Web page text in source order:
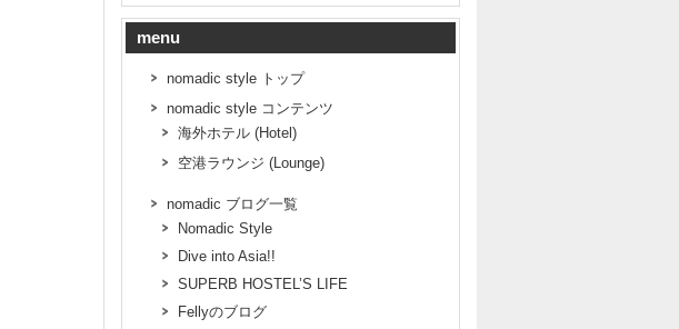
menu
nomadic style トップ
nomadic style コンテンツ
海外ホテル (Hotel)
空港ラウンジ (Lounge)
nomadic ブログ一覧
Nomadic Style
Dive into Asia!!
SUPERB HOSTEL’S LIFE
Fellyのブログ